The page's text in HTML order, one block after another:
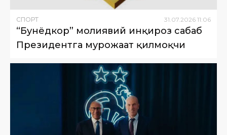
СПОРТ 31 07 2026 11:06
“Бунёдкор” молиявий инқироз сабаб
Президентга мурожаат қилмоқчи